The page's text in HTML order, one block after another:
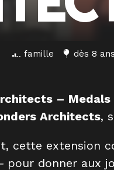
famille dès 8 ans
– Medals
Architects,
cette extension
pour donner aux